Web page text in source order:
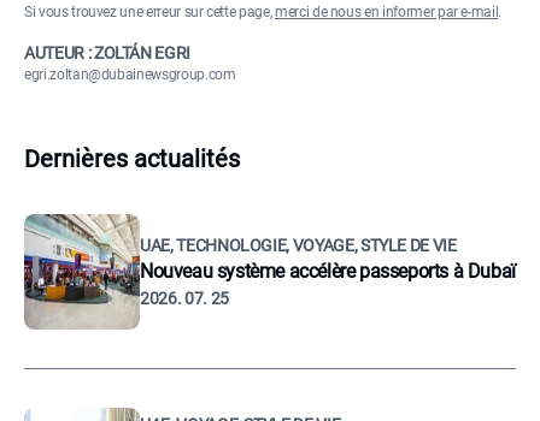
Si vous trouvez une erreur sur cette page,merci de nous en informer par e-mail .
AUTEUR : ZOLTÁN EGRI
egri.zoltan@dubainewsgroup.com
Dernières actualités
UAE, TECHNOLOGIE, VOYAGE, STYLE DE VIE
Nouveau système accélère passeports à Dubaï
2026. 07. 25